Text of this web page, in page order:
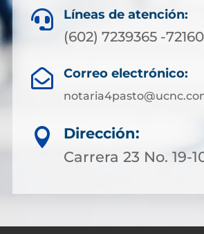
 Líneas de atención:
(602) 7239365 -
 Correo electrónico:

Dirección:
Carrera 23 No. 19-